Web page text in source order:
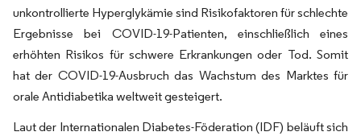
unkontrollierte Hyperglykämie sind Risikofaktoren für schlechte
Ergebnisse bei COVID-19-Patienten, einschließlich eines
erhöhten Risikos für schwere Erkrankungen oder Tod. Somit
hat der COVID-19-Ausbruch das Wachstum des Marktes für
orale Antidiabetika weltweit gesteigert.
Laut der Internationalen Diabetes-Föderation (IDF) beläuft sich